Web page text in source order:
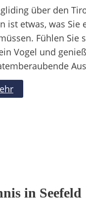
über den
ist etwas, was Sie
Fühlen Sie
Vogel und
in Seefeld